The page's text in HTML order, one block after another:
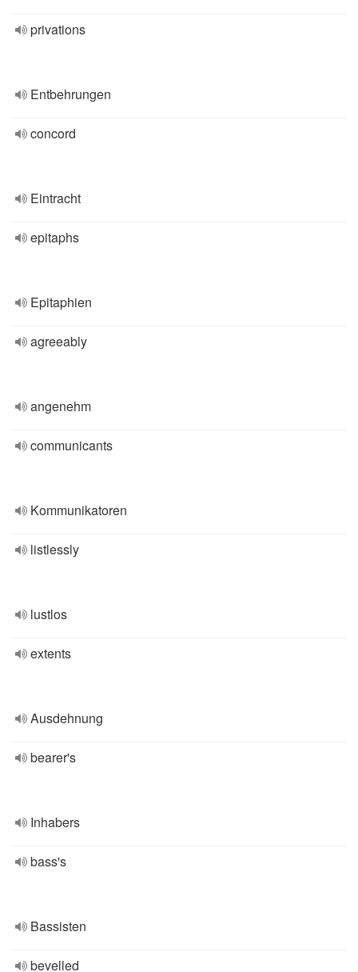
privations
Entbehrungen
concord
Eintracht
epitaphs
Epitaphien
agreeably
angenehm
communicants
Kommunikatoren
listlessly
lustlos
extents
Ausdehnung
bearer's
Inhabers
bass's
Bassisten
bevelled